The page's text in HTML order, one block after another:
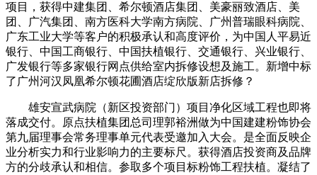
项目，获得中建集团、希尔顿酒店集团、美豪丽致酒店、美
团、广汽集团、南方医科大学南方病院、广州普瑞眼科病院、
广东工业大学等客户的积极承认和高度评价，为中国人平易近
银行、中国工商银行、中国扶植银行、交通银行、兴业银行、
广发银行等多家银行网点供给室内拆修设想及施工。新增中标
了广州河汉凤凰希尔顿花圃酒店绽欣版新店拆修？
雄安宣武病院（新区投资部门）项目净化区域工程也即将
落成交付。原点扶植集团总司理郭裕洲做为中国建建粉饰协会
第九届理事会常务理事单元代表受邀加入大会。是全面反映企
业分析实力和行业影响力的主要标尺。获得酒店投资商及品牌
方的分歧承认和相信。参取多个项目标粉饰工程扶植。凝结了